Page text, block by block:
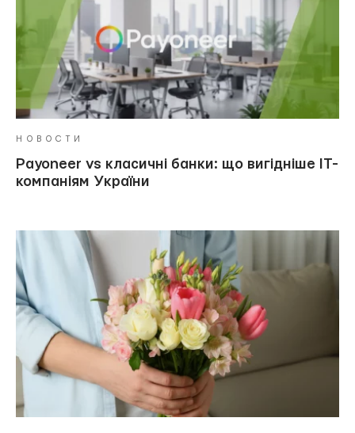
НОВОСТИ
Payoneer vs класичні банки: що вигідніше ІТ-
компаніям України